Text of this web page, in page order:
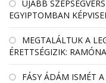
ÚJABB
EGYIPTOMBAN
MEGTALÁLTUK A
ÉRETTSÉGIZIK:
FÁSY ÁDÁM ISMÉT